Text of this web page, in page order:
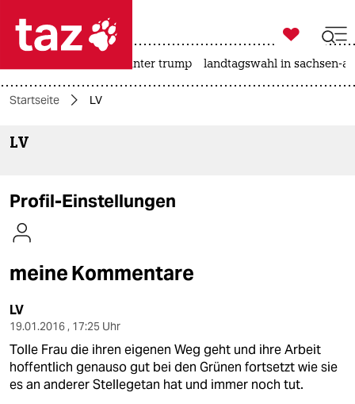

themen
kultur
sport
berlin
nord

taz zahl ich
usa unter trump landtagswahl in sachsen-
Startseite LV
LV
Profil-Einstellungen
meine Kommentare
LV
19.01.2016 , 17:25 Uhr
Tolle Frau die ihren eigenen Weg geht und ihre Arbeit
hoffentlich genauso gut bei den Grünen fortsetzt wie sie
es an anderer Stellegetan hat und immer noch tut.